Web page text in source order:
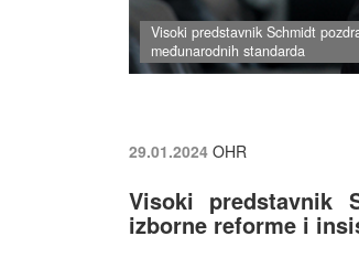
Visoki predstavnik Schmidt
međunarodnih standarda
29.01.2024 OHR
Visoki predstavnik
izborne reforme i